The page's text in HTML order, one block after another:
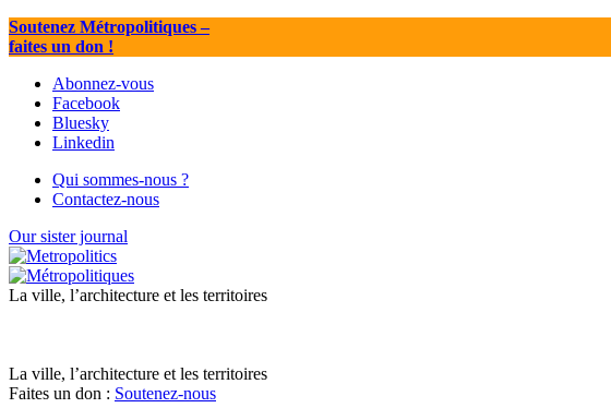
Soutenez Métropolitiques–
faites un don !
Abonnez-vous
Facebook
Bluesky
Linkedin
Qui sommes-nous ?
Contactez-nous
Our sister journal
La ville, l’architecture et les territoires
La ville, l’architecture et les territoires
Faites un don : Soutenez-nous